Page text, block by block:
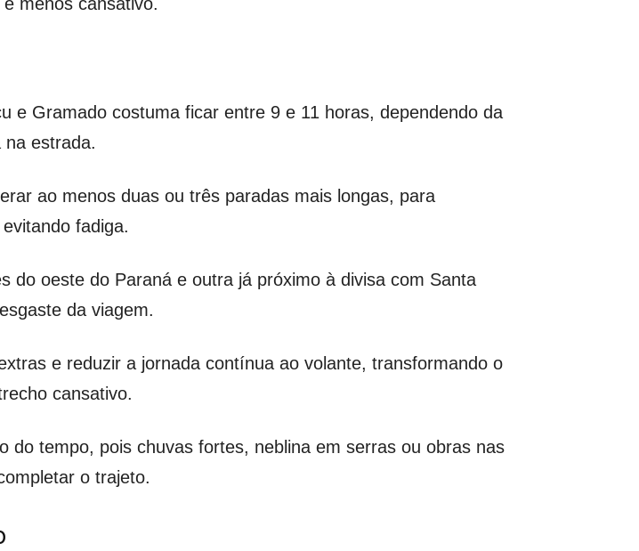
e Gramado costuma ficar entre 9 e 11 horas, dependendo da
estrada.
ao menos duas ou três paradas mais longas, para
fadiga.
do oeste do Paraná e outra já próximo à divisa com Santa
da viagem.
e reduzir a jornada contínua ao volante, transformando o
cansativo.
do tempo, pois chuvas fortes, neblina em serras ou obras nas
o trajeto.